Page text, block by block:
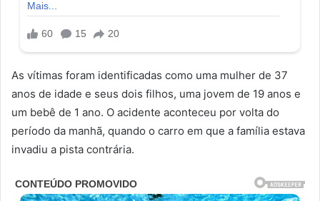
As vítimas foram identificadas como uma mulher de 37
anos de idade e seus dois filhos, uma jovem de 19 anos e
um bebê de 1 ano. O acidente aconteceu por volta do
período da manhã, quando o carro em que a família estava
invadiu a pista contrária.